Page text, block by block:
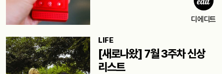
디에디트
LIFE
[새로나왔] 7월 3주차 신상
리스트